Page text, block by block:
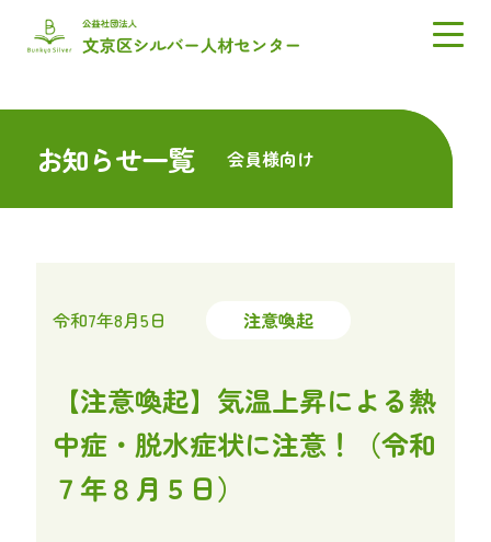
お知らせ一覧 会員様向け
令和7年8月5日 注意喚起
【注意喚起】気温上昇による熱
中症・脱水症状に注意！（令和
７年８月５日）